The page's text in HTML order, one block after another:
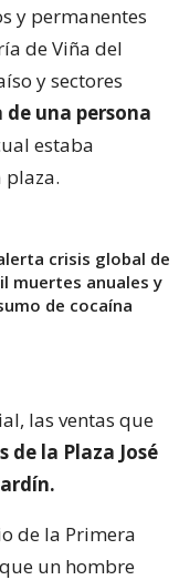
y permanentes
de Viña del
y sectores
una persona
estaba
plaza.
crisis global de
muertes anuales y
de cocaína
las ventas que
de la Plaza José
de la Primera
un hombre